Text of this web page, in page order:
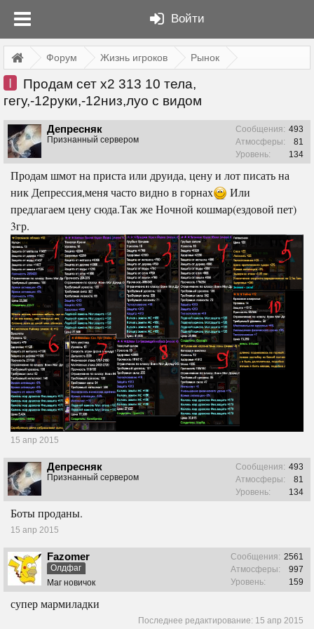
Войти
Форум Жизнь игроков Рынок
I
Продам сет х2 313 10 тела,
гегу,-12руки,-12низ,луо с видом
Депресняк
Признанный сервером
Сообщения: 493
Атмосферы:
81
Уровень:
134
Продам шмот на приста или друида, цену и лот писать на
ник Депрессия,меня часто видно в горнах
Или
предлагаем цену сюда.Так же Ночной кошмар(ездовой пет)
3гр.
15 апр 2015
Депресняк
Признанный сервером
Сообщения: 493
Атмосферы:
81
Уровень:
134
Боты проданы.
15 апр 2015
Fazomer
Олдфаг
Маг новичок
Сообщения: 2561
Атмосферы:
997
Уровень:
159
супер мармиладки
Последнее редактирование: 15 апр 2015